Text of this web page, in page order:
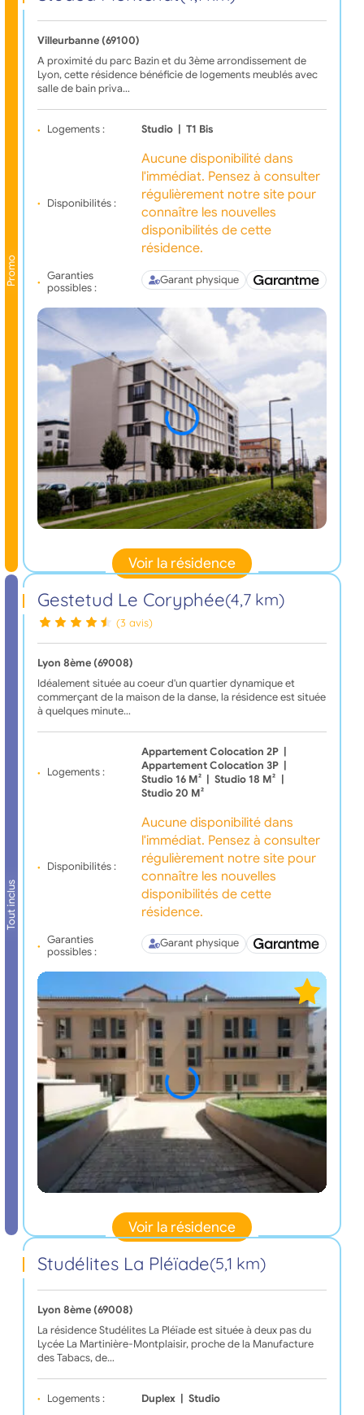
Promo
Villeurbanne (69100)
A proximité du parc Bazin et du 3ème arrondissement de
Lyon, cette résidence bénéficie de logements meublés avec
salle de bain priva…
Logements : Studio T1 Bis
Disponibilités :
Aucune disponibilité dans
l'immédiat. Pensez à consulter
régulièrement notre site pour
connaître les nouvelles
disponibilités de cette
résidence.
Garanties
possibles :
Garant physique
Voir la résidence
Tout inclus
Gestetud Le Coryphée(4,7 km)
(3 avis)
Lyon 8ème (69008)
Idéalement située au coeur d'un quartier dynamique et
commerçant de la maison de la danse, la résidence est située
à quelques minute…
Logements :
Appartement Colocation 2P |
Appartement Colocation 3P |
Studio 16 M² | Studio 18 M² |
Studio 20 M²
Disponibilités :
Aucune disponibilité dans
l'immédiat. Pensez à consulter
régulièrement notre site pour
connaître les nouvelles
disponibilités de cette
résidence.
Garanties
possibles :
Garant physique
Voir la résidence
Studélites La Pléïade(5,1 km)
Lyon 8ème (69008)
La résidence Studélites La Pléïade est située à deux pas du
Lycée La Martinière-Montplaisir, proche de la Manufacture
des Tabacs, de…
Logements : Duplex | Studio